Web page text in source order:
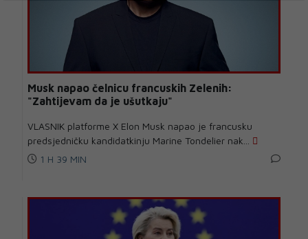
Musk napao čelnicu francuskih Zelenih:
"Zahtijevam da je ušutkaju"
VLASNIK platforme X Elon Musk napao je francusku
predsjedničku kandidatkinju Marine Tondelier nak...
1 H 39 MIN